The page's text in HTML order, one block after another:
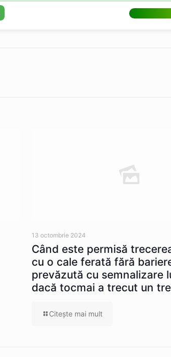
13 octombrie 2024
Când este permisă
cu o cale ferată fără
prevăzută cu semnalizare
dacă tocmai a trecut un
Citeşte mai mult